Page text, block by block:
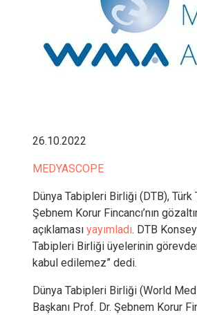
26.10.2022
MEDYASCOPE
Dünya Tabipleri Birliği (DTB),
Şebnem Korur Fincancı’nın
açıklaması yayımladı. DTB
Tabipleri Birliği üyelerinin
kabul edilemez” dedi.
Dünya Tabipleri Birliği (World
Başkanı Prof. Dr. Şebnem Korur